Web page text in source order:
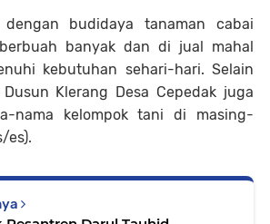
dengan budidaya tanaman cabai
banyak dan di jual mahal
kebutuhan sehari-hari. Selain
Klerang Desa Cepedak juga
nama kelompok tani di masing-
es).